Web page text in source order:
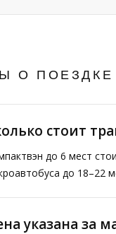
О
стоит
до 6 мест
до 18–22
указана за